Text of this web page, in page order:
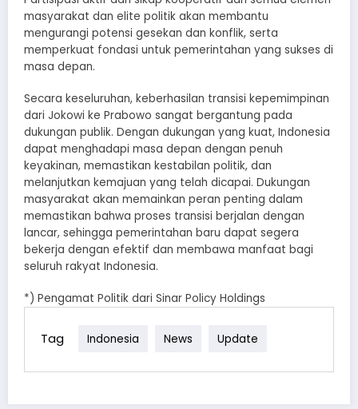
masyarakat dan elite politik akan membantu
mengurangi potensi gesekan dan konflik, serta
memperkuat fondasi untuk pemerintahan yang sukses di
masa depan.
Secara keseluruhan, keberhasilan transisi kepemimpinan
dari Jokowi ke Prabowo sangat bergantung pada
dukungan publik. Dengan dukungan yang kuat, Indonesia
dapat menghadapi masa depan dengan penuh
keyakinan, memastikan kestabilan politik, dan
melanjutkan kemajuan yang telah dicapai. Dukungan
masyarakat akan memainkan peran penting dalam
memastikan bahwa proses transisi berjalan dengan
lancar, sehingga pemerintahan baru dapat segera
bekerja dengan efektif dan membawa manfaat bagi
seluruh rakyat Indonesia.
*) Pengamat Politik dari Sinar Policy Holdings
Tag Indonesia News Update